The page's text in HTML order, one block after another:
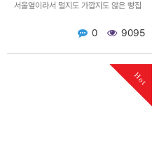
서울옆이라서 멀지도 가깝지도 않은 빵집
2022-10-31 16:36:… 0 9095
Hot